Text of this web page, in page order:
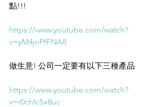
點!!!
https://www.youtube.com/watch?
v=yM4jnPfFNA8
做生意! 公司一定要有以下三種產品
https://www.youtube.com/watch?
v=r0chIcSx8uc